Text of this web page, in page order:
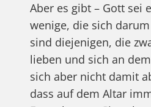
Aber es gibt – Gott sei
wenige, die sich
sind diejenigen, die
lieben und sich an
sich aber nicht damit
dass auf dem Altar